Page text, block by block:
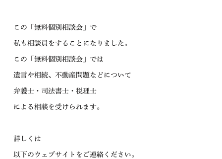
この「無料個別相談会」で
私も相談員をすることになりました。
この「無料個別相談会」では
遺言や相続、不動産問題などについて
弁護士・司法書士・税理士
による相談を受けられます。
詳しくは
以下のウェブサイトをご連絡ください。